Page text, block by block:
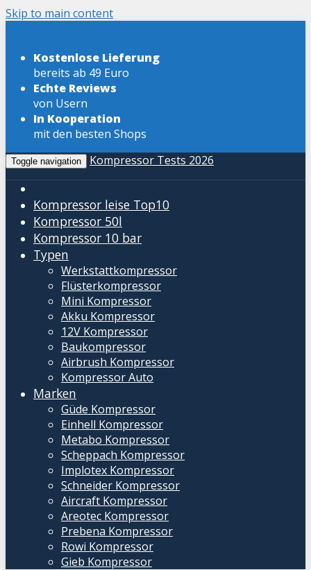
Skip to main content
Kostenlose Lieferung
bereits ab 49 Euro
Echte Reviews
von Usern
In Kooperation
mit den besten Shops
Toggle navigation Kompressor Tests 2026
Kompressor leise Top10
Kompressor 50l
Kompressor 10 bar
Typen
Werkstattkompressor
Flüsterkompressor
Mini Kompressor
Akku Kompressor
12V Kompressor
Baukompressor
Airbrush Kompressor
Kompressor Auto
Marken
Güde Kompressor
Einhell Kompressor
Metabo Kompressor
Scheppach Kompressor
Implotex Kompressor
Schneider Kompressor
Aircraft Kompressor
Areotec Kompressor
Prebena Kompressor
Rowi Kompressor
Gieb Kompressor